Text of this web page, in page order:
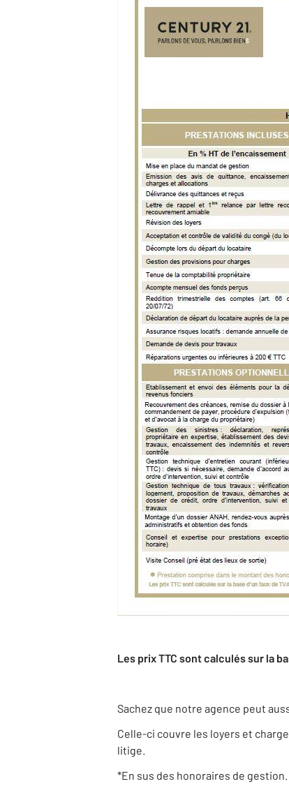
Les prix TTC sont calculés sur la
Sachez que notre agence peut
Celle-ci couvre les loyers et
litige.
*En sus des honoraires de gestion.